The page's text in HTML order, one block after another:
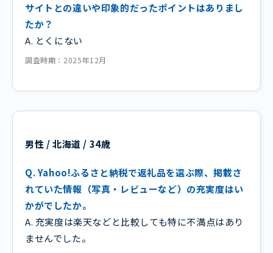
サイトとの違いや印象的だったポイントはありまし
たか？
A. とくにない
調査時期：2025年12月
男性 / 北海道 / 34歳
Q. Yahoo!ふるさと納税で返礼品を選ぶ際、掲載さ
れていた情報（写真・レビューなど）の充実度はい
かがでしたか。
A. 充実度は楽天などと比較しても特に不満点はあり
ませんでした。